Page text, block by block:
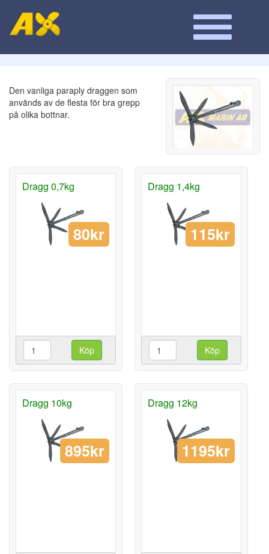
Den vanliga paraply draggen som
används av de flesta för bra grepp
på olika bottnar.
Dragg 0,7kg
80kr
Köp
Dragg 1,4kg
115kr
Köp
Dragg 10kg
895kr
Dragg 12kg
1195kr